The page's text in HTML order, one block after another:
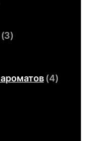
(3)
(4)